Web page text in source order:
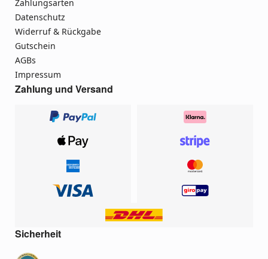
Zahlungsarten
Datenschutz
Widerruf & Rückgabe
Gutschein
AGBs
Impressum
Zahlung und Versand
Sicherheit